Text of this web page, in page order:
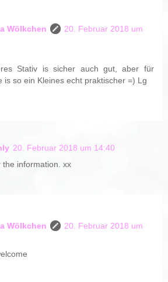
Wölkchen
20. Februar 2018 um
Stativ is sicher auch gut, aber für
is so ein Kleines echt praktischer =) Lg
20. Februar 2018 um 14:40
the information. xx
Wölkchen
20. Februar 2018 um